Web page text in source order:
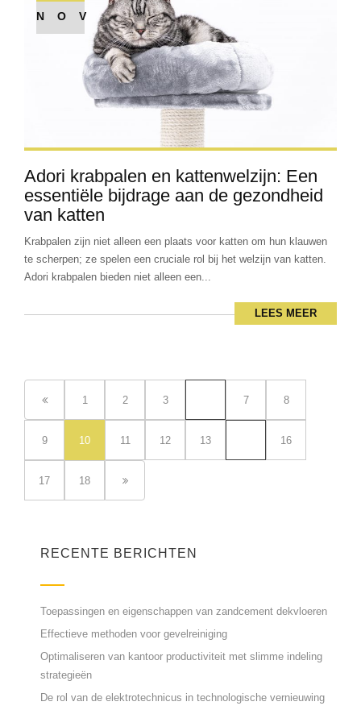
NOV
Adori krabpalen en kattenwelzijn: Een
essentiële bijdrage aan de gezondheid
van katten
Krabpalen zijn niet alleen een plaats voor katten om hun klauwen
te scherpen; ze spelen een cruciale rol bij het welzijn van katten.
Adori krabpalen bieden niet alleen een...
LEES MEER
1 2 3 7 8
9 10 11 12 13 16
17 18
RECENTE BERICHTEN
Toepassingen en eigenschappen van zandcement dekvloeren
Effectieve methoden voor gevelreiniging
Optimaliseren van kantoor productiviteit met slimme indeling
strategieën
De rol van de elektrotechnicus in technologische vernieuwing